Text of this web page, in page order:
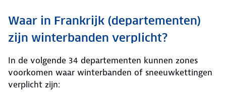
Waar in Frankrijk (departementen)
zijn winterbanden verplicht?
In de volgende 34 departementen kunnen zones
voorkomen waar winterbanden of sneeuwkettingen
verplicht zijn: